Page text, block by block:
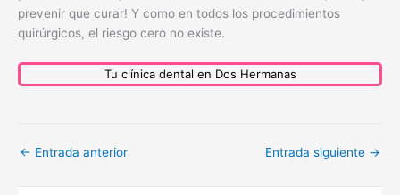
prevenir que curar! Y como en todos los procedimientos
quirúrgicos, el riesgo cero no existe.
Tu clínica dental en Dos Hermanas
← Entrada anterior Entrada siguiente →